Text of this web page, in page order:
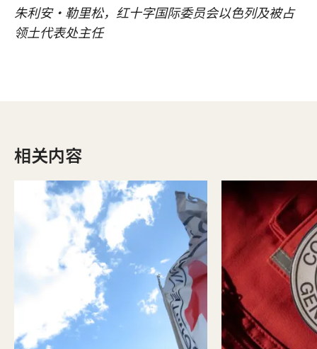
朱利安·勒里松，红十字国际委员会以色列及被占
领土代表处主任
相关内容